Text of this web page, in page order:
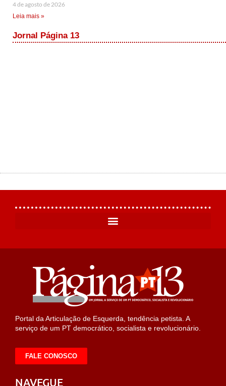
4 de agosto de 2026
Leia mais »
Jornal Página 13
Portal da Articulação de Esquerda, tendência petista. A
serviço de um PT democrático, socialista e revolucionário.
FALE CONOSCO
NAVEGUE